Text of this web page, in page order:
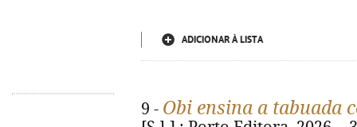
ADICIONAR À LISTA
9 - Obi ensina a tabuada